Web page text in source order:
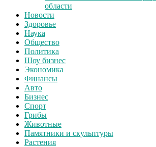
области
Новости
Здоровье
Наука
Общество
Политика
Шоу бизнес
Экономика
Финансы
Авто
Бизнес
Спорт
Грибы
Животные
Памятники и скульптуры
Растения